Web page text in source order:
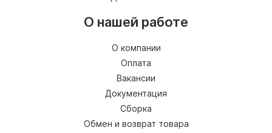
О нашей работе
О компании
Оплата
Вакансии
Документация
Сборка
Обмен и возврат товара